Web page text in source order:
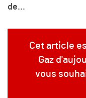
de...
Cet article
Gaz
vous